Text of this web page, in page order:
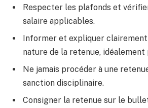
Respecter les plafonds et
salaire applicables.
Informer et expliquer clairement
nature de la retenue,
Ne jamais procéder à une
sanction disciplinaire.
Consigner la retenue sur le